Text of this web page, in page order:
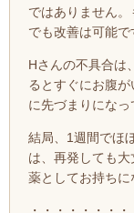
ではありません
でも改善は可能で
Hさんの不具合は
るとすぐにお腹
に先づまりになっ
結局、1週間でほ
は、再発しても
薬としてお持ちに
・・・・・・・